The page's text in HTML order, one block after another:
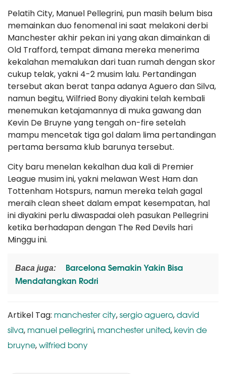
Pelatih City, Manuel Pellegrini, pun masih belum bisa
memainkan duo fenomenal ini saat melakoni derbi
Manchester akhir pekan ini yang akan dimainkan di
Old Trafford, tempat dimana mereka menerima
kekalahan memalukan dari tuan rumah dengan skor
cukup telak, yakni 4-2 musim lalu. Pertandingan
tersebut akan berat tanpa adanya Aguero dan Silva,
namun begitu, Wilfried Bony diyakini telah kembali
menemukan ketajamannya di muka gawang dan
Kevin De Bruyne yang tengah on-fire setelah
mampu mencetak tiga gol dalam lima pertandingan
pertama bersama klub barunya tersebut.
City baru menelan kekalhan dua kali di Premier
League musim ini, yakni melawan West Ham dan
Tottenham Hotspurs, namun mereka telah gagal
meraih clean sheet dalam empat kesempatan, hal
ini diyakini perlu diwaspadai oleh pasukan Pellegrini
ketika berhadapan dengan The Red Devils hari
Minggu ini.
Baca juga:
Barcelona Semakin Yakin Bisa
Mendatangkan Rodri
Artikel Tag: manchester city,sergio aguero,david
silva, manuel pellegrini, manchester united, kevin de
bruyne,wilfried bony